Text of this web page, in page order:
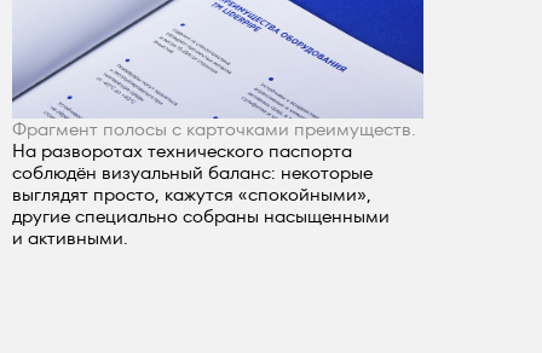
Фрагмент полосы с карточками преимуществ.
На разворотах технического паспорта
соблюдён визуальный баланс: некоторые
выглядят просто, кажутся «спокойными»,
другие специально собраны насыщенными
и активными.